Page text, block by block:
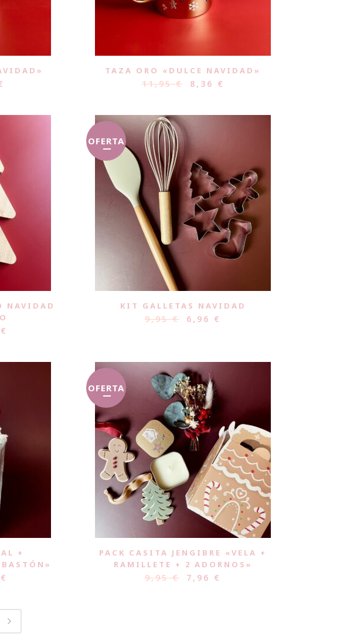
TAZA ORO «DULCE NAVIDAD»
11,95€ 8,36 €
NAVIDAD
€
OFERTA
KIT GALLETAS NAVIDAD
9,95€ 6,96 €
+
€
OFERTA
PACK CASITA JENGIBRE «VELA +
RAMILLETE + 2 ADORNOS»
9,95€ 7,96 €